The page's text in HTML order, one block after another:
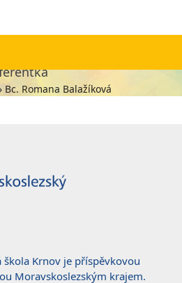
Bc. Romana Balažíková
škola Krnov je příspěvkovou
Moravskoslezským krajem.